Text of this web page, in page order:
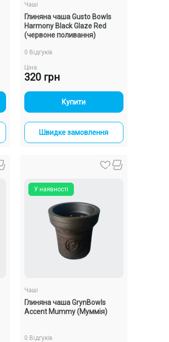
Чаші
Глиняна чаша Gusto Bowls
Harmony Black Glaze Red
(червоне поливання)
0 Відгуків
Ціна:
320 грн
- +
Купити
Швидке замовлення
У наявності
Чаші
Глиняна чаша GrynBowls
Accent Mummy (Муммія)
0 Відгуків